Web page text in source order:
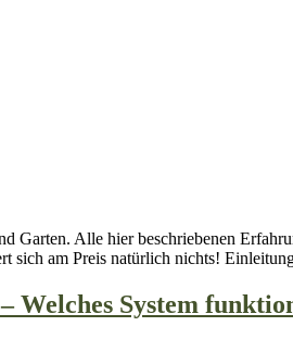
Garten. Alle hier beschriebenen
sich am Preis natürlich nichts!
Welches System